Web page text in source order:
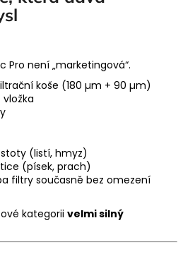
Pro není „marketingová“.
koše (180 µm + 90 µm)
(listí, hmyz)
(písek, prach)
filtry současně bez omezení
kategorii velmi silný